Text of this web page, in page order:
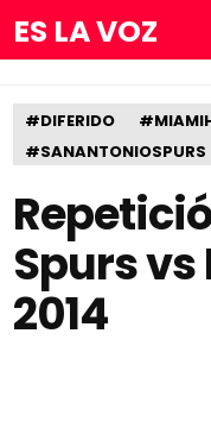
ES LA VOZ
#DIFERIDO
#SANANTONIOSPURS
Spurs
2014